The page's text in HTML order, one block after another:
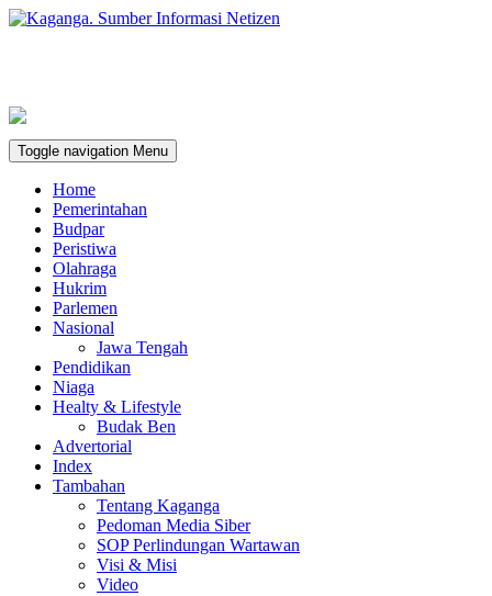
Toggle navigation Menu
Home
Pemerintahan
Budpar
Peristiwa
Olahraga
Hukrim
Parlemen
Nasional
Jawa Tengah
Pendidikan
Niaga
Healty & Lifestyle
Budak Ben
Advertorial
Index
Tambahan
Tentang Kaganga
Pedoman Media Siber
SOP Perlindungan Wartawan
Visi & Misi
Video